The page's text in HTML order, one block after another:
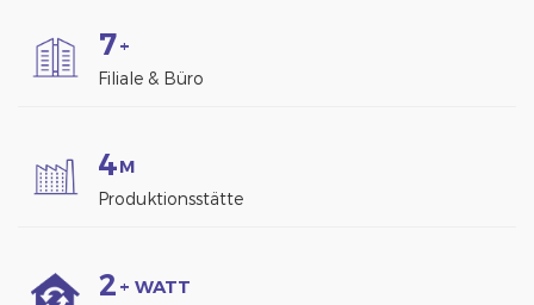
7+
Filiale & Büro
4M
Produktionsstätte
2 + WATT